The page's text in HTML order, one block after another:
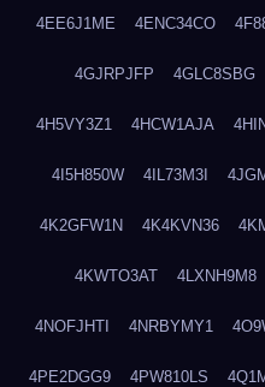
4EE6J1ME 4ENC34CO
4GJRPJFP 4GLC8SBG
4H5VY3Z1 4HCW1AJA
4I5H850W 4IL73M3I
4K2GFW1N 4K4KVN36
4KWTO3AT 4LXNH9M8
4NOFJHTI 4NRBYMY1
4PE2DGG9 4PW810LS